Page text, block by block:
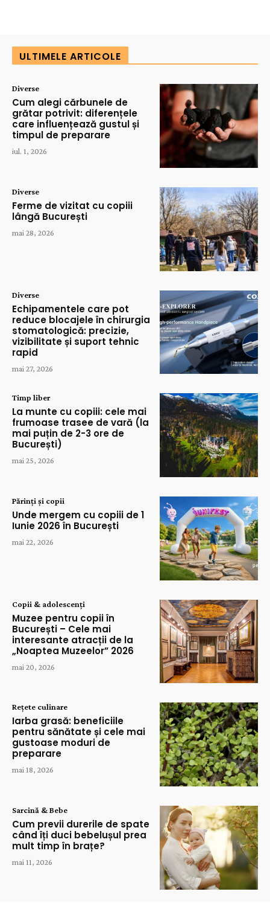
ULTIMELE ARTICOLE
Diverse
Cum alegi cărbunele de
grătar potrivit: diferențele
care influențează gustul și
timpul de preparare
iul. 1, 2026
Diverse
Ferme de vizitat cu copiii
lângă București
mai 28, 2026
Diverse
Echipamentele care pot
reduce blocajele în chirurgia
stomatologică: precizie,
vizibilitate și suport tehnic
rapid
mai 27, 2026
Timp liber
La munte cu copiii: cele mai
frumoase trasee de vară (la
mai puțin de 2-3 ore de
București)
mai 25, 2026
Părinți și copii
Unde mergem cu copiii de 1
Iunie 2026 în București
mai 22, 2026
Copii & adolescenți
Muzee pentru copii în
București – Cele mai
interesante atracții de la
„Noaptea Muzeelor” 2026
mai 20, 2026
Rețete culinare
Iarba grasă: beneficiile
pentru sănătate și cele mai
gustoase moduri de
preparare
mai 18, 2026
Sarcină & Bebe
Cum previi durerile de spate
când îți duci bebelușul prea
mult timp în brațe?
mai 11, 2026